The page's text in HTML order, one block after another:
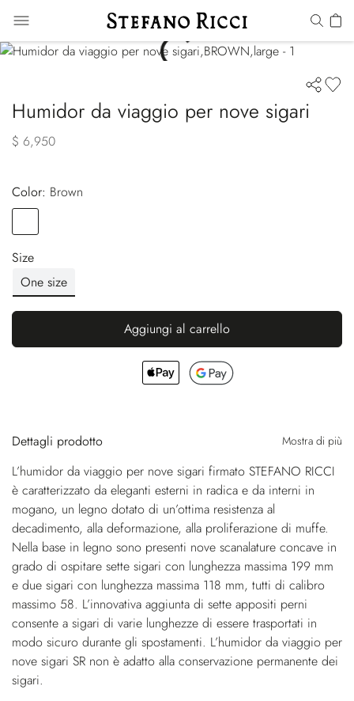
Humidor da viaggio per nove sigari
$ 6,950
Color:
brown
Size
One size
Aggiungi al carrello
Dettagli prodotto Mostra di più
L’humidor da viaggio per nove sigari firmato STEFANO RICCI
è caratterizzato da eleganti esterni in radica e da interni in
mogano, un legno dotato di un’ottima resistenza al
decadimento, alla deformazione, alla proliferazione di muffe.
Nella base in legno sono presenti nove scanalature concave in
grado di ospitare sette sigari con lunghezza massima 199 mm
e due sigari con lunghezza massima 118 mm, tutti di calibro
massimo 58. L’innovativa aggiunta di sette appositi perni
consente a sigari di varie lunghezze di essere trasportati in
modo sicuro durante gli spostamenti. L’humidor da viaggio per
nove sigari SR non è adatto alla conservazione permanente dei
sigari.